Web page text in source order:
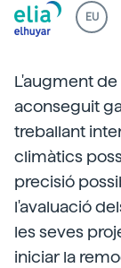
EU
L'augment
aconseguit
treballant
climàtics
precisió
l'avaluació
les seves
iniciar la